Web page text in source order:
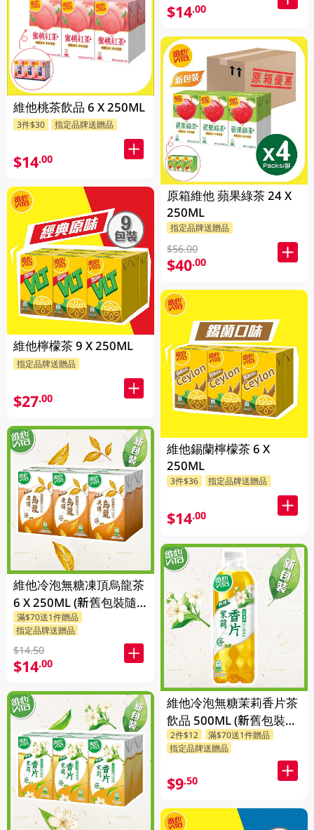
維他桃茶飲品 6 X 250ML
3件$30 指定品牌送贈品
$14.00
維他檸檬茶 9 X 250ML
指定品牌送贈品
$27.00
維他冷泡無糖凍頂烏龍茶
6 X 250ML (新舊包裝隨
機發貨)
滿$70送1件贈品
指定品牌送贈品
$14.50
$14.00
$14.00
原箱維他 蘋果綠茶 24 X
250ML
指定品牌送贈品
$56.00
$40.00
維他錫蘭檸檬茶 6 X
250ML
3件$36 指定品牌送贈品
$14.00
維他冷泡無糖茉莉香片茶
飲品 500ML (新舊包裝隨
機發貨)
2件$12
滿$70送1件贈品
指定品牌送贈品
$9.50